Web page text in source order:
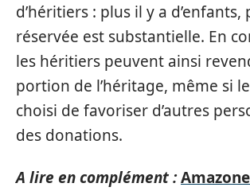
d’héritiers : plus il y a
réservée est substantielle. En
les héritiers peuvent ainsi
portion de l’héritage, même si
choisi de favoriser d’autres
des donations.
A lire en complément :